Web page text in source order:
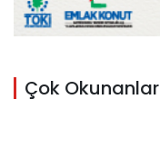
Çok Okunanlar